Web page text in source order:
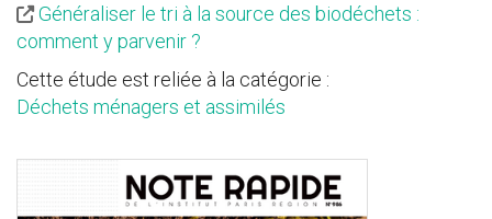
Généraliser le tri à la source des biodéchets :
comment y parvenir ?
Cette étude est reliée à la catégorie :
Déchets ménagers et assimilés